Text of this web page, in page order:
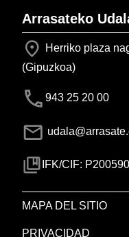
Arrasateko
Herriko plaza
(Gipuzkoa)
943 25 20 00
IFK/CIF:
MAPA DEL SITIO
PRIVACIDAD